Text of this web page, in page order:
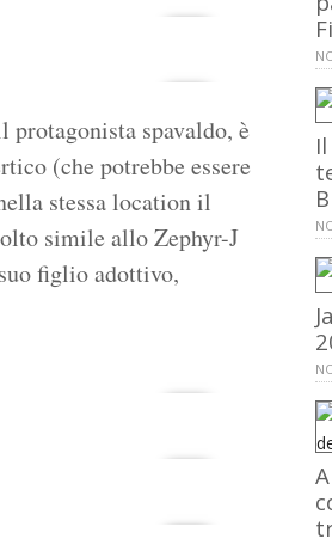
spavaldo, è
(che potrebbe essere
stessa location il
simile allo Zephyr-J
figlio adottivo,